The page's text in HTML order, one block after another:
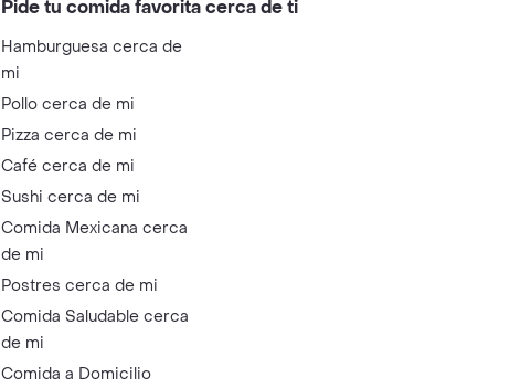
Pide tu comida favorita cerca de ti
Hamburguesa cerca de
mi
Pollo cerca de mi
Pizza cerca de mi
Café cerca de mi
Sushi cerca de mi
Comida Mexicana cerca
de mi
Postres cerca de mi
Comida Saludable cerca
de mi
Comida a Domicilio